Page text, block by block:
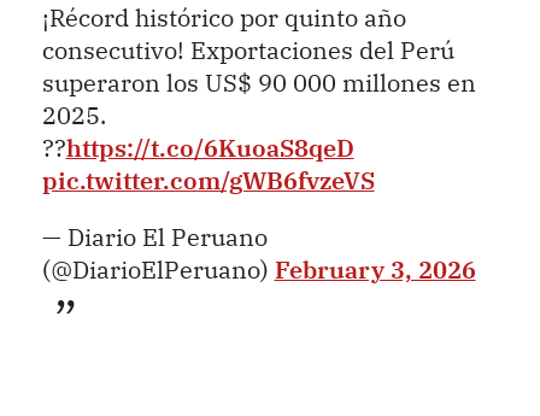
¡Récord histórico por quinto año
consecutivo! Exportaciones del Perú
superaron los US$ 90 000 millones en
2025.
??https://t.co/6KuoaS8qeD
pic.twitter.com/gWB6fvzeVS
— Diario El Peruano
(@DiarioElPeruano) February 3, 2026